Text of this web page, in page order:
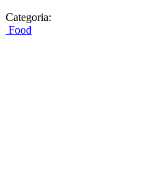
Categoria:
Food